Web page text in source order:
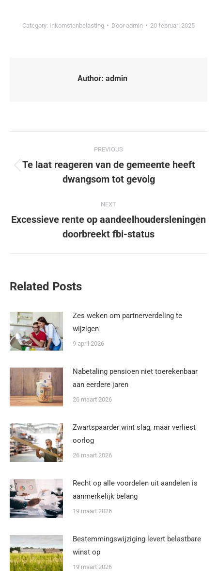
Category: Inkomstenbelasting Door admin 20 februari 2025
Author: admin
PREVIOUS
Te laat reageren van de gemeente heeft
dwangsom tot gevolg
NEXT
Excessieve rente op aandeelhoudersleningen
doorbreekt fbi-status
Related Posts
Zes weken om partnerverdeling te
wijzigen
9 april 2026
Nabetaling pensioen niet toerekenbaar
aan eerdere jaren
26 maart 2026
Zwartspaarder wint slag, maar verliest
oorlog
26 maart 2026
Recht op alle voordelen uit aandelen is
aanmerkelijk belang
19 maart 2026
Bestemmingswijziging levert belastbare
winst op
19 maart 2026